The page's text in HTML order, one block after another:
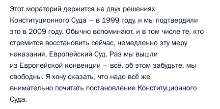
Этот мораторий держится на двух решениях
Конституционного Суда – в 1999 году, и мы подтвердили
это в 2009 году. Обычно вспоминают, и в том числе те, кто
стремится восстановить сейчас, немедленно эту меру
наказания, Европейский Суд. Раз мы вышли
из Европейской конвенции – всё, об этом забудьте, мы
свободны. Я хочу сказать, что надо всё же
внимательно почитать постановление Конституционного
Суда.